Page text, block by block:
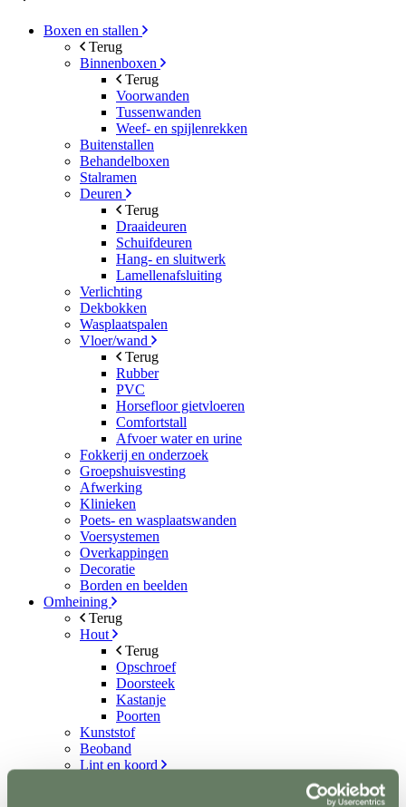
Boxen en stallen
Terug
Binnenboxen
Terug
Voorwanden
Tussenwanden
Weef- en spijlenrekken
Buitenstallen
Behandelboxen
Stalramen
Deuren
Terug
Draaideuren
Schuifdeuren
Hang- en sluitwerk
Lamellenafsluiting
Verlichting
Dekbokken
Wasplaatspalen
Vloer/wand
Terug
Rubber
PVC
Horsefloor gietvloeren
Comfortstall
Afvoer water en urine
Fokkerij en onderzoek
Groepshuisvesting
Afwerking
Klinieken
Poets- en wasplaatswanden
Voersystemen
Overkappingen
Decoratie
Borden en beelden
Omheining
Terug
Hout
Terug
Opschroef
Doorsteek
Kastanje
Poorten
Kunststof
Beoband
Lint en koord